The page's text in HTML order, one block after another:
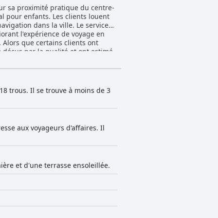
sa proximité pratique du centre-
pour enfants. Les clients louent
dans la ville. Le service
l'expérience de voyage en
par la qualité et ont estimé
des points de discorde pour
sporadique et la qualité
y a des problèmes récurrents de
des meubles anciens, des
de ménage inadéquats.
la nécessité d'un entretien
accueillante et leur serviabilité,
trouvent insuffisant en matière
équipées et propres, ainsi que
trouvent
Le bain à remous et les
problèmes mineurs comme un
trous. Il se trouve à moins de 3
aux voyageurs d'affaires. Il
et d'une terrasse ensoleillée.